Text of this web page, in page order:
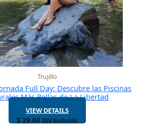
Trujillo
Full Day: Descubre las Piscinas
Más Bellas de La Libertad
VIEW DETAILS
$ 29.00 IGV Incluido